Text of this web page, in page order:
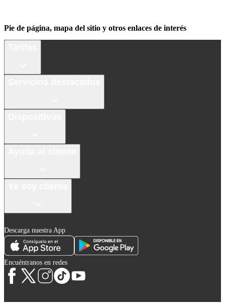
Pie de página, mapa del sitio y otros enlaces de interés
Descarga nuestra App
Encuéntranos en redes